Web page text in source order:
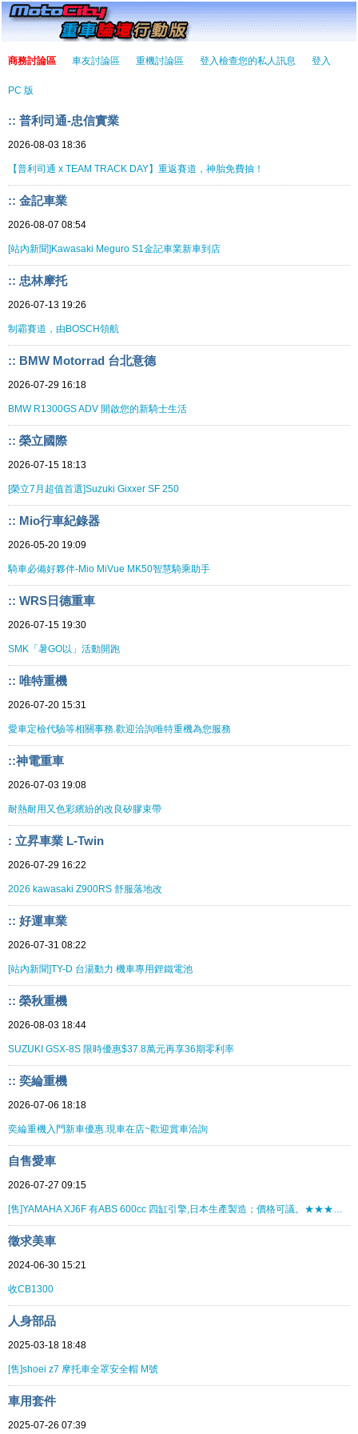
商務討論區 車友討論區 重機討論區 登入檢查您的私人訊息 登入
PC 版
:: 普利司通-忠信實業
2026-08-03 18:36
【普利司通 x TEAM TRACK DAY】重返賽道，神胎免費抽！
:: 金記車業
2026-08-07 08:54
[站內新聞]Kawasaki Meguro S1金記車業新車到店
:: 忠林摩托
2026-07-13 19:26
制霸賽道，由BOSCH領航
:: BMW Motorrad 台北意德
2026-07-29 16:18
BMW R1300GS ADV 開啟您的新騎士生活
:: 榮立國際
2026-07-15 18:13
[榮立7月超值首選]Suzuki Gixxer SF 250
:: Mio行車紀錄器
2026-05-20 19:09
騎車必備好夥伴-Mio MiVue MK50智慧騎乘助手
:: WRS日德重車
2026-07-15 19:30
SMK「暑GO以」活動開跑
:: 唯特重機
2026-07-20 15:31
愛車定檢代驗等相關事務.歡迎洽詢唯特重機為您服務
::神電重車
2026-07-03 19:08
耐熱耐用又色彩繽紛的改良矽膠束帶
: 立昇車業 L-Twin
2026-07-29 16:22
2026 kawasaki Z900RS 舒服落地改
:: 好運車業
2026-07-31 08:22
[站內新聞]TY-D 台湯動力 機車專用鋰鐵電池
:: 榮秋重機
2026-08-03 18:44
SUZUKI GSX-8S 限時優惠$37.8萬元再享36期零利率
:: 奕綸重機
2026-07-06 18:18
奕綸重機入門新車優惠.現車在店~歡迎賞車洽詢
自售愛車
2026-07-27 09:15
[售]YAMAHA XJ6F 有ABS 600cc 四缸引擎,日本生產製造；價格可議。★★★★★★★★
徵求美車
2024-06-30 15:21
收CB1300
人身部品
2025-03-18 18:48
[售]shoei z7 摩托車全罩安全帽 M號
車用套件
2025-07-26 07:39